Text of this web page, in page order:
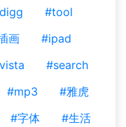
#tool
画
#ipad
#search
#mp3
#雅虎
#字体
#生活